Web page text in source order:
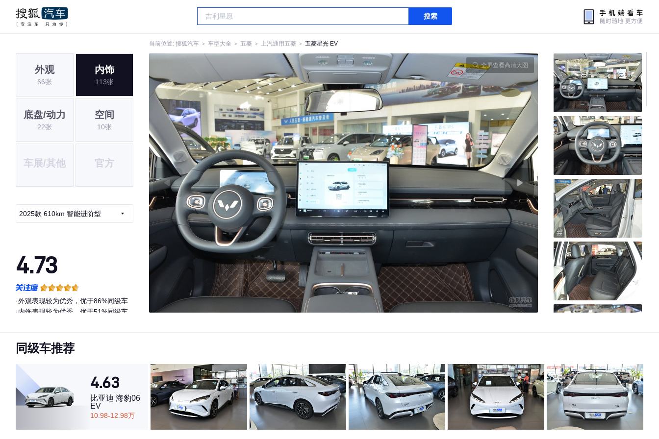
搜索
当前位置: 搜狐汽车 ＞ 车型大全 ＞ 五菱 ＞ 上汽通用五菱 ＞ 五菱星光 EV
外观
66张
内饰
113张
底盘/动力
22张
空间
10张
车展/其他 官方
2025款 610km 智能进阶型
4.73
·外观表现较为优秀，优于86%同级车
·内饰表现较为优秀，优于51%同级车
全屏查看高清大图
同级车推荐
4.63
比亚迪 海豹06
EV
10.98-12.98万